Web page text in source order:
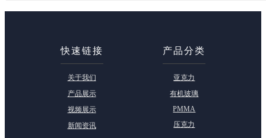
快速链接
关于我们
产品展示
视频展示
新闻资讯
产品分类
亚克力
有机玻璃
PMMA
压克力